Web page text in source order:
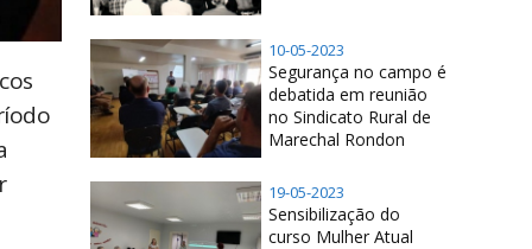
10-05-2023
Segurança no campo é
debatida em reunião
no Sindicato Rural de
Marechal Rondon
19-05-2023
Sensibilização do
curso Mulher Atual